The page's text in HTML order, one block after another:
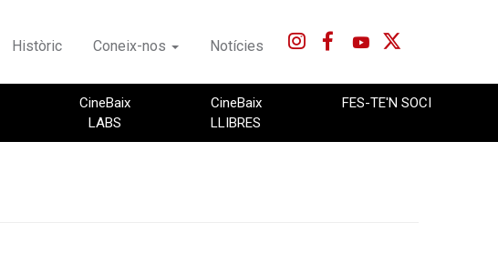
Històric Coneix-nos Notícies
CineBaix
LABS
CineBaix
LLIBRES
FES-TE'N SOCI